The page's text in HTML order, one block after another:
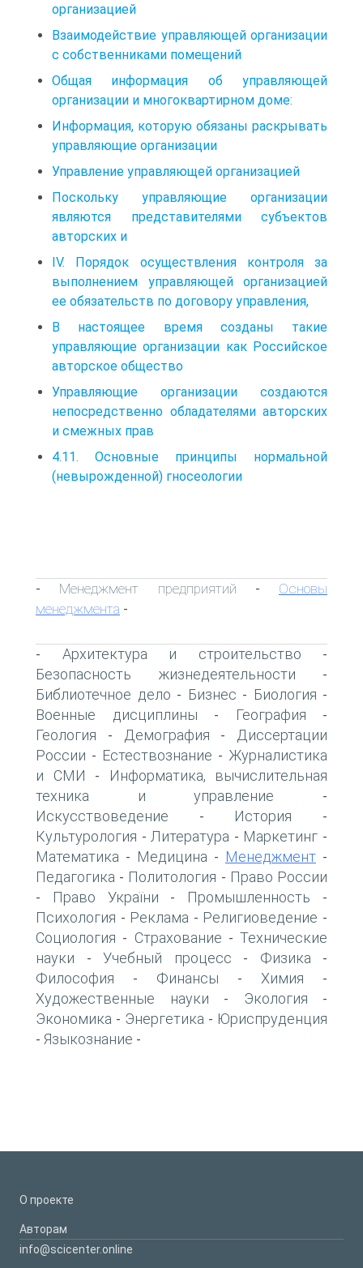
организацией
Взаимодействие управляющей организации
с собственниками помещений
Общая информация об управляющей
организации и многоквартирном доме:
Информация, которую обязаны раскрывать
управляющие организации
Управление управляющей организацией
Поскольку управляющие организации
являются представителями субъектов
авторских и
IV. Порядок осуществления контроля за
выполнением управляющей организацией
ее обязательств по договору управления,
В настоящее время созданы такие
управляющие организации как Российское
авторское общество
Управляющие организации создаются
непосредственно обладателями авторских
и смежных прав
4.11. Основные принципы нормальной
(невырожденной) гносеологии
- Менеджмент предприятий - Основы
менеджмента -
- Архитектура и строительство -
Безопасность жизнедеятельности -
Библиотечное дело - Бизнес - Биология -
Военные дисциплины - География -
Геология - Демография -
Диссертации
России - Естествознание - Журналистика
и СМИ -
Информатика, вычислительная
техника и управление -
Искусствоведение - История -
Культурология - Литература - Маркетинг -
Математика - Медицина - Менеджмент -
Педагогика - Политология - Право России
- Право України - Промышленность -
Психология - Реклама - Религиоведение -
Социология - Страхование - Технические
науки - Учебный процесс - Физика -
Философия - Финансы - Химия -
Художественные науки - Экология -
Экономика - Энергетика - Юриспруденция
- Языкознание -
О проекте
Авторам
info@scicenter.online